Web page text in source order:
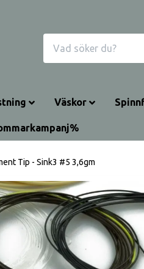
Väskor
Tip - Sink3 #5 3,6gm